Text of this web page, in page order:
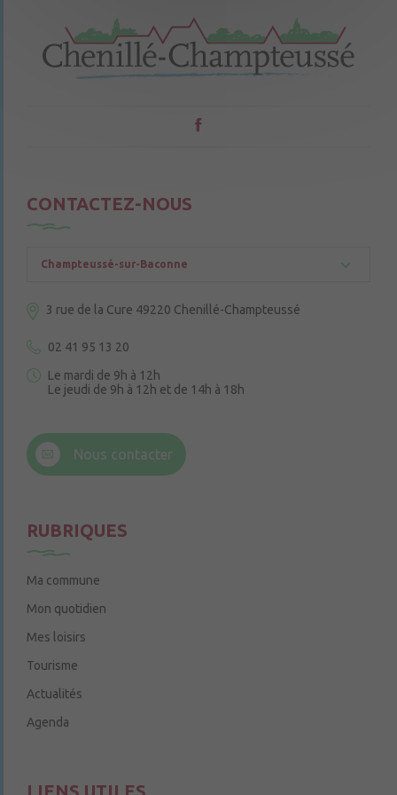
CONTACTEZ-NOUS
Champteussé-sur-Baconne
3 rue de la Cure 49220 Chenillé-Champteussé
02 41 95 13 20
Le mardi de 9h à 12h
Le jeudi de 9h à 12h et de 14h à 18h
Nous contacter
RUBRIQUES
Ma commune
Mon quotidien
Mes loisirs
Tourisme
Actualités
Agenda